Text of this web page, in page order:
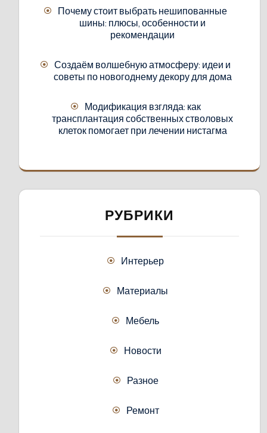
Почему стоит выбрать нешипованные
шины: плюсы, особенности и
рекомендации
Создаём волшебную атмосферу: идеи и
советы по новогоднему декору для дома
Модификация взгляда: как
трансплантация собственных стволовых
клеток помогает при лечении нистагма
РУБРИКИ
Интерьер
Материалы
Мебель
Новости
Разное
Ремонт